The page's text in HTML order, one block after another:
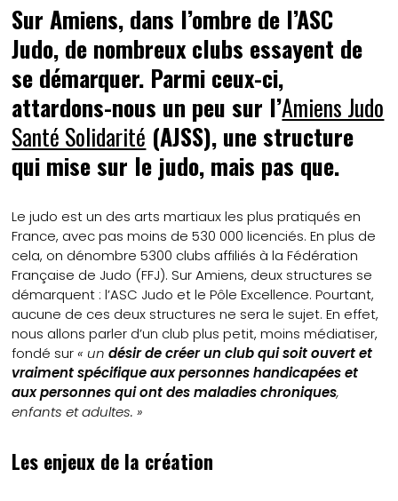
Sur Amiens, dans l’ombre de l’ASC
Judo, de nombreux clubs essayent de
se démarquer. Parmi ceux-ci,
attardons-nous un peu sur l’Amiens Judo
Santé Solidarité (AJSS), une structure
qui mise sur le judo, mais pas que.
Le judo est un des arts martiaux les plus pratiqués en
France, avec pas moins de 530 000 licenciés. En plus de
cela, on dénombre 5300 clubs affiliés à la Fédération
Française de Judo (FFJ). Sur Amiens, deux structures se
démarquent : l’ASC Judo et le Pôle Excellence. Pourtant,
aucune de ces deux structures ne sera le sujet. En effet,
nous allons parler d’un club plus petit, moins médiatiser,
fondé sur« undésir de créer un club qui soit ouvert et
vraiment spécifique aux personnes handicapées et
aux personnes qui ont des maladies chroniques,
enfants et adultes. »
Les enjeux de la création